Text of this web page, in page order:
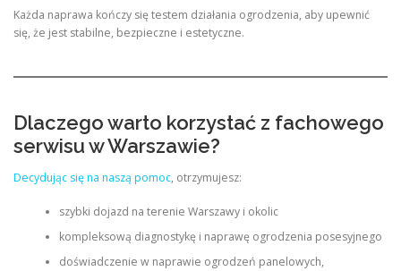
Każda naprawa kończy się testem działania ogrodzenia, aby upewnić
się, że jest stabilne, bezpieczne i estetyczne.
Dlaczego warto korzystać z fachowego
serwisu w Warszawie?
Decydując się na naszą pomoc, otrzymujesz:
szybki dojazd na terenie Warszawy i okolic
kompleksową diagnostykę i naprawę ogrodzenia posesyjnego
doświadczenie w naprawie ogrodzeń panelowych,